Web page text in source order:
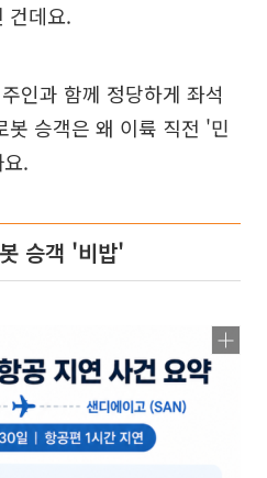
건데요.
인과 함께 정당하게 좌석
봇 승객은 왜 이륙 직전 '민
.
승객 '비밥'